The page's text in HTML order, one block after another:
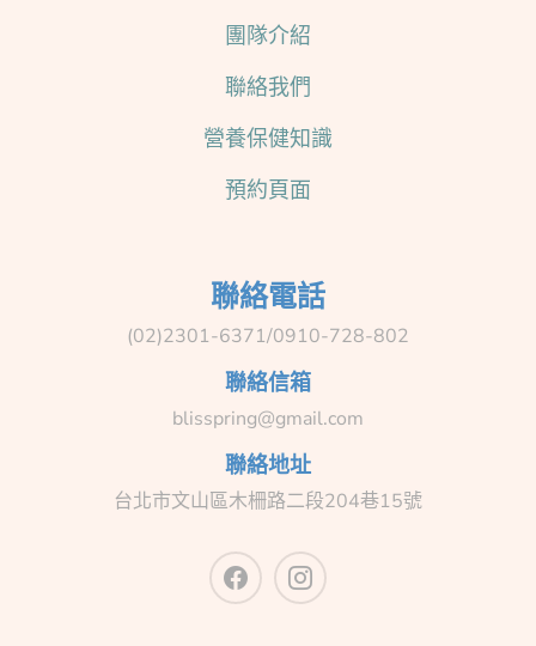
團隊介紹
聯絡我們
營養保健知識
預約頁面
聯絡電話
(02)2301-6371/0910-728-802
聯絡信箱
blisspring@gmail.com
聯絡地址
台北市文山區木柵路二段204巷15號